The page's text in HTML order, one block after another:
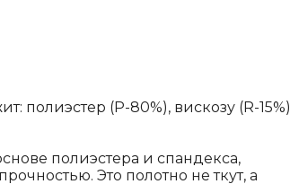
полиэстер (P-80%), вискозу (R-15%)
полиэстера и спандекса,
Это полотно не ткут, а